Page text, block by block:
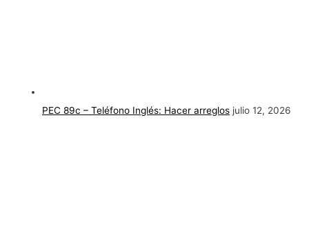
PEC 89c – Teléfono Inglés: Hacer arreglos julio 12, 2026